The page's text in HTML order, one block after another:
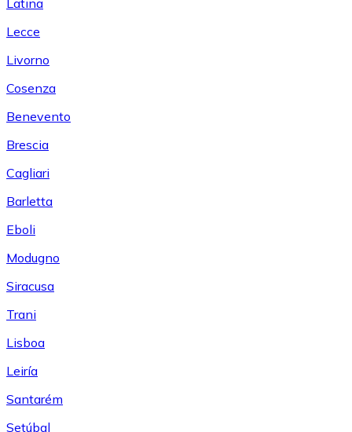
Lecce
Livorno
Cosenza
Benevento
Brescia
Cagliari
Barletta
Eboli
Modugno
Siracusa
Trani
Lisboa
Leiría
Santarém
Setúbal